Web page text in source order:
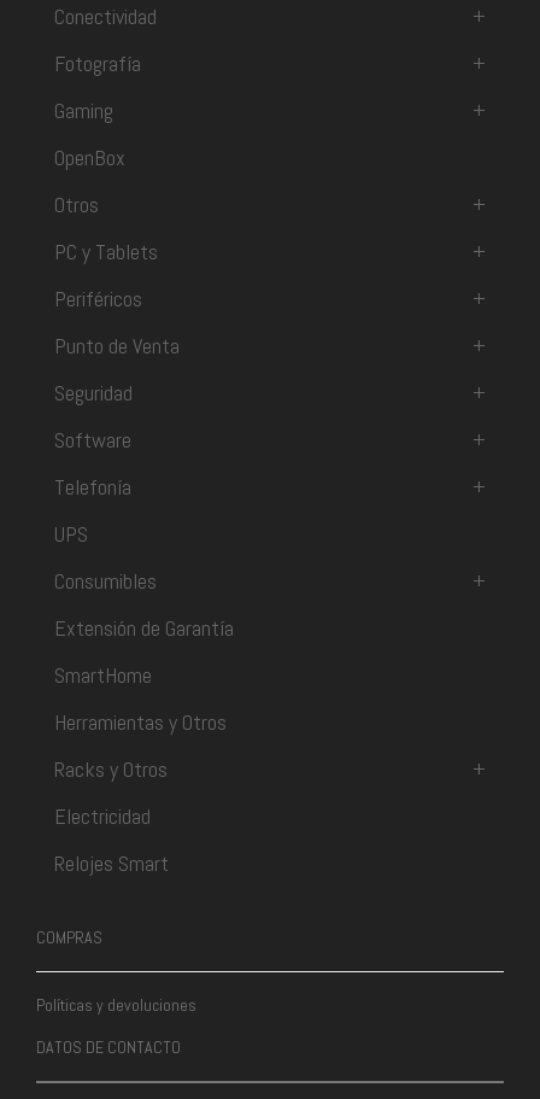
Conectividad
+
Fotografía
+
Gaming
+
OpenBox
Otros
+
PC y Tablets
+
Periféricos
+
Punto de Venta
+
Seguridad
+
Software
+
Telefonía
+
UPS
Consumibles
+
Extensión de Garantía
SmartHome
Herramientas y Otros
Racks y Otros
+
Electricidad
Relojes Smart
COMPRAS
Políticas y devoluciones
DATOS DE CONTACTO